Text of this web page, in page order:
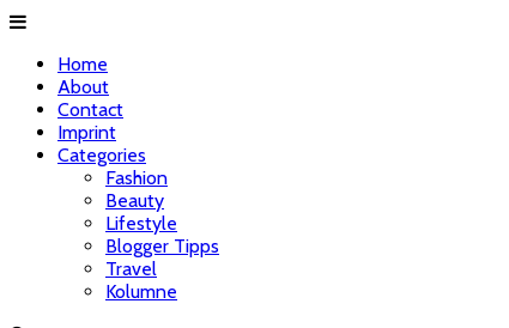
Home
About
Contact
Imprint
Categories
Fashion
Beauty
Lifestyle
Blogger Tipps
Travel
Kolumne